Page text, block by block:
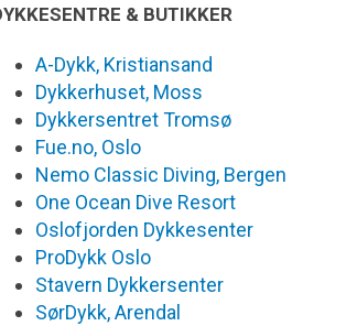
& BUTIKKER
A-Dykk, Kristiansand
Dykkerhuset, Moss
Dykkersentret Tromsø
Fue.no, Oslo
Nemo Classic Diving, Bergen
One Ocean Dive Resort
Oslofjorden Dykkesenter
ProDykk Oslo
Stavern Dykkersenter
SørDykk, Arendal